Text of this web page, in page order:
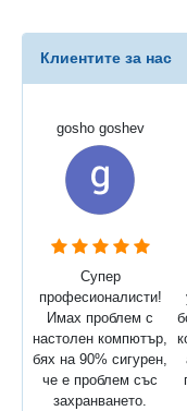
Клиентите за нас
gosho goshev
Супер
професионалисти!
Имах проблем с
настолен компютър,
бях на 90% сигурен,
че е проблем със
захранването.